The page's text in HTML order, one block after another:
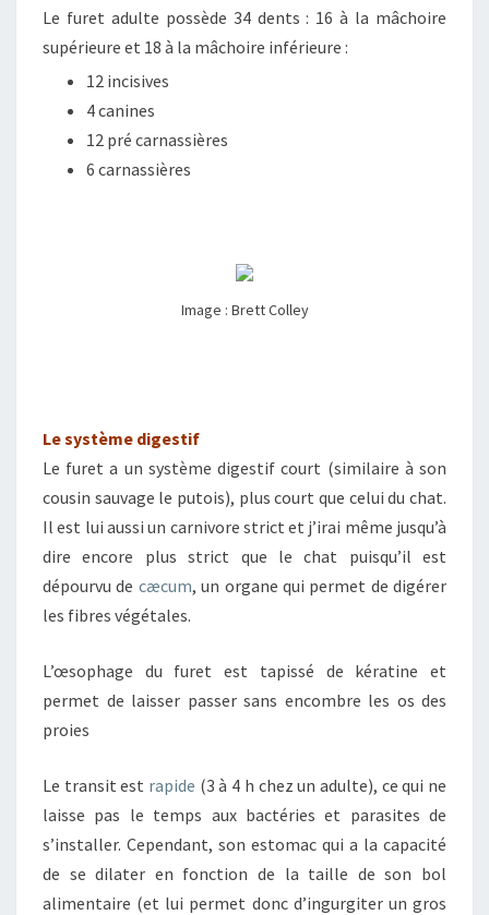
Le furet adulte possède 34 dents : 16 à la mâchoire
supérieure et 18 à la mâchoire inférieure :
12 incisives
4 canines
12 pré carnassières
6 carnassières
Image : Brett Colley
Le système digestif
Le furet a un système digestif court (similaire à son
cousin sauvage le putois), plus court que celui du chat.
Il est lui aussi un carnivore strict et j’irai même jusqu’à
dire encore plus strict que le chat puisqu’il est
dépourvu de cæcum, un organe qui permet de digérer
les fibres végétales.
L’œsophage du furet est tapissé de kératine et
permet de laisser passer sans encombre les os des
proies
Le transit est rapide (3 à 4 h chez un adulte), ce qui ne
laisse pas le temps aux bactéries et parasites de
s’installer. Cependant, son estomac qui a la capacité
de se dilater en fonction de la taille de son bol
alimentaire (et lui permet donc d’ingurgiter un gros